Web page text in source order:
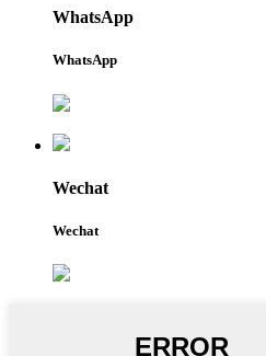
WhatsApp
WhatsApp
Wechat
Wechat